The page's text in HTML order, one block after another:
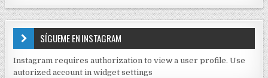
a
d
N
T
I
D
SÍGUEME EN INSTAGRAM
Instagram requires authorization to view a user profile. Use
autorized account in widget settings